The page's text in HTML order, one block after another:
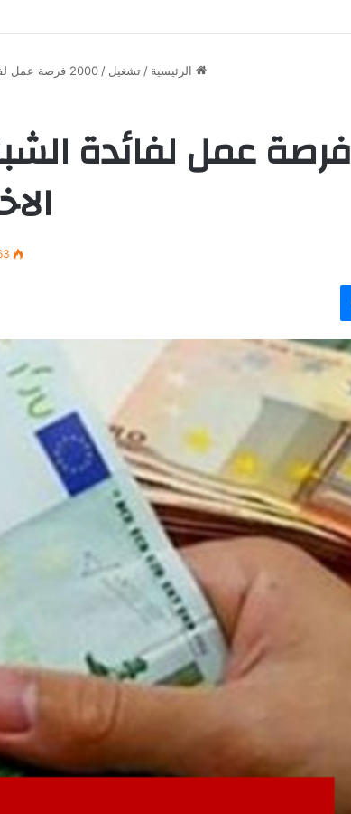
الرئيسية / تشغيل / 2000 فرصة عمل لفائدة الشباب التونسي في إيطاليا: الشروط و الاختصاصات
2000 فرصة عمل لفائدة